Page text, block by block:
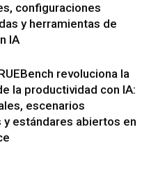
configuraciones
y herramientas de
IA
revoluciona la
la productividad con IA:
escenarios
y estándares abiertos en